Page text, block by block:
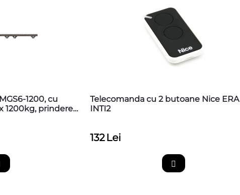
1200kg, prindere
Telecomanda cu 2 butoane Nice ERA
INTI2
132 Lei